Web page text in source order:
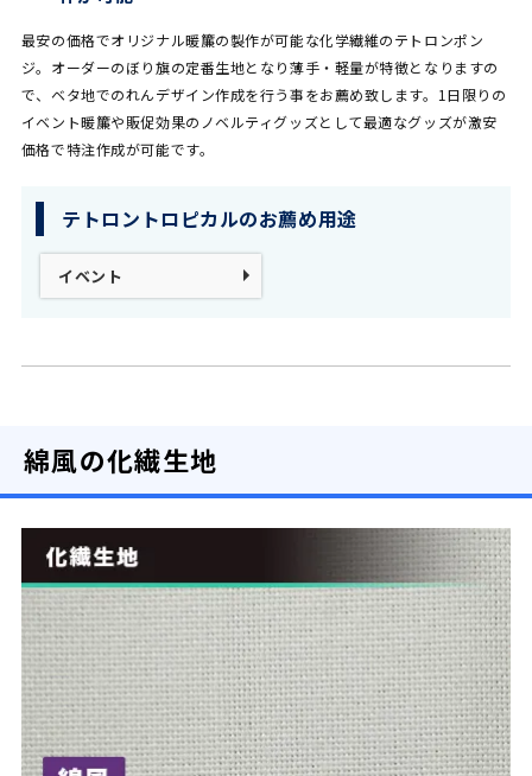
最安の価格でオリジナル暖簾の製作が可能な化学繊維のテトロンポン
ジ。オーダーのぼり旗の定番生地となり薄手・軽量が特徴となりますの
で、ベタ地でのれんデザイン作成を行う事をお薦め致します。1日限りの
イベント暖簾や販促効果のノベルティグッズとして最適なグッズが激安
価格で特注作成が可能です。
テトロントロピカルのお薦め用途
イベント
綿風の化繊生地